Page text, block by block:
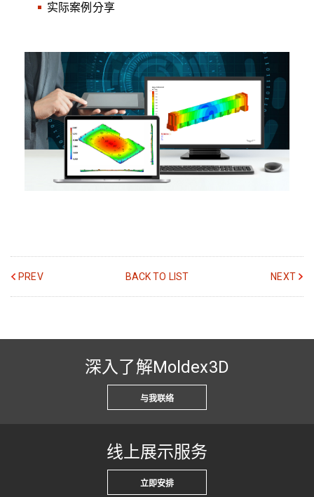
实际案例分享
PREV BACK TO LIST NEXT
深入了解Moldex3D
与我联络
线上展示服务
立即安排